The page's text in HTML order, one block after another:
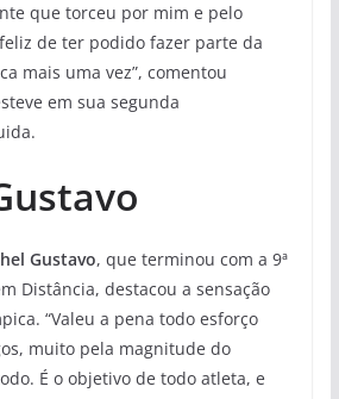
que torceu por mim e pelo
de ter podido fazer parte da
mais uma vez”, comentou
em sua segunda
Gustavo, que terminou com a 9ª
Distância, destacou a sensação
“Valeu a pena todo esforço
muito pela magnitude do
É o objetivo de todo atleta, e